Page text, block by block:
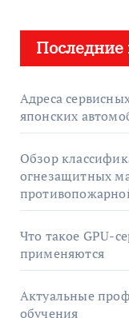
Адреса
японских
Обзор
огнезащитных
Что такое GPU-
применяются
Актуальные
обучения